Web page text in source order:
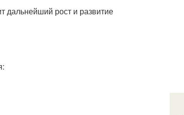
дальнейший рост и развитие